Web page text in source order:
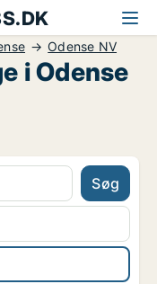
Odense NV
i Odense
Søg